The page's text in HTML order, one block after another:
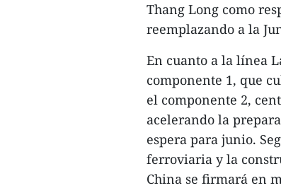
Thang Long como
reemplazando a la
En cuanto a la línea
componente 1, que
el componente 2,
acelerando la
espera para junio.
ferroviaria y la
China se firmará en